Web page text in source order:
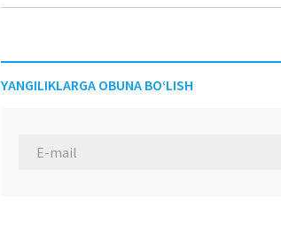
YANGILIKLARGA OBUNA BO‘LISH